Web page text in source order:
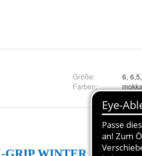
Größe:
Farben: